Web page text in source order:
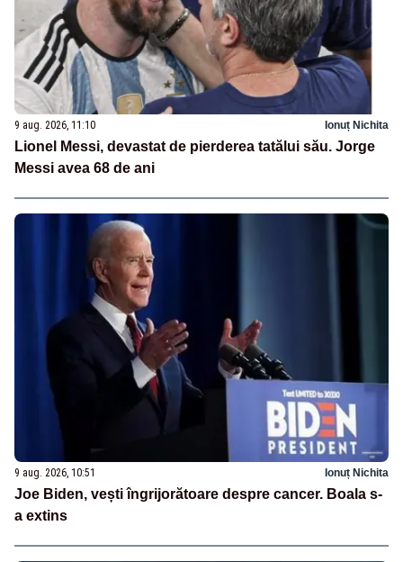
9 aug. 2026, 11:10 Ionuț Nichita
Lionel Messi, devastat de pierderea tatălui său. Jorge
Messi avea 68 de ani
9 aug. 2026, 10:51 Ionuț Nichita
Joe Biden, vești îngrijorătoare despre cancer. Boala s-
a extins